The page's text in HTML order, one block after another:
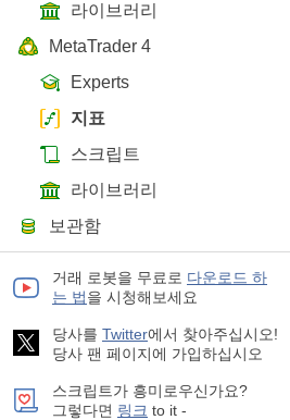
라이브러리
MetaTrader 4
Experts
지표
스크립트
라이브러리
보관함
거래 로봇을 무료로 다운로드 하
는 법을 시청해보세요
당사를 Twitter에서 찾아주십시오!
당사 팬 페이지에 가입하십시오
스크립트가 흥미로우신가요?
그렇다면 링크 to it -